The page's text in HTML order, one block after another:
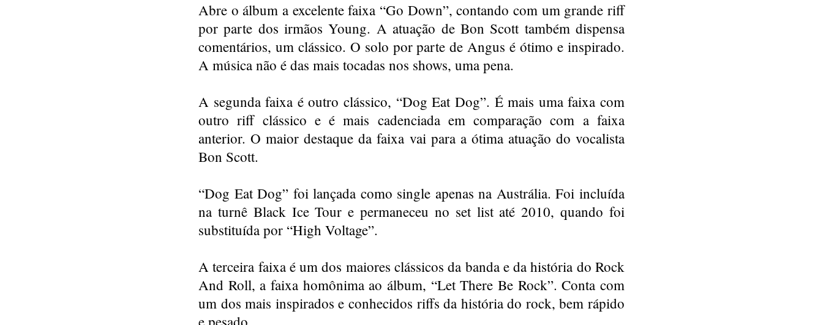
Abre o álbum a excelente faixa “Go Down”, contando com um grande riff
por parte dos irmãos Young. A atuação de Bon Scott também dispensa
comentários, um clássico. O solo por parte de Angus é ótimo e inspirado.
A música não é das mais tocadas nos shows, uma pena.
A segunda faixa é outro clássico, “Dog Eat Dog”. É mais uma faixa com
outro riff clássico e é mais cadenciada em comparação com a faixa
anterior. O maior destaque da faixa vai para a ótima atuação do vocalista
Bon Scott.
“Dog Eat Dog” foi lançada como single apenas na Austrália. Foi incluída
na turnê Black Ice Tour e permaneceu no set list até 2010, quando foi
substituída por “High Voltage”.
A terceira faixa é um dos maiores clássicos da banda e da história do Rock
And Roll, a faixa homônima ao álbum, “Let There Be Rock”. Conta com
um dos mais inspirados e conhecidos riffs da história do rock, bem rápido
e pesado.